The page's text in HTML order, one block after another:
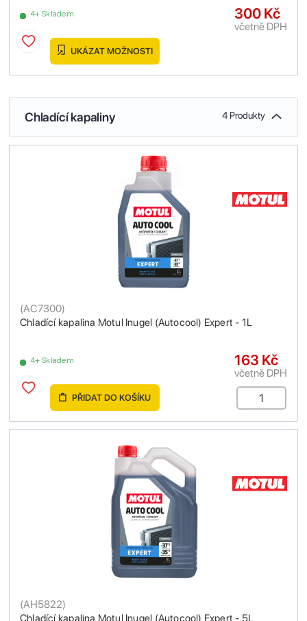
4+ Skladem 300 Kč
včetně DPH
UKÁZAT MOŽNOSTI
Chladící kapaliny 4 Produkty
Chladící kapalina Motul Inugel (Autocool) Expert - 1L
(AC7300)
4+ Skladem 163 Kč
včetně DPH
PŘIDAT DO KOŠÍKU
Chladící kapalina Motul Inugel (Autocool) Expert - 5L
(AH5822)